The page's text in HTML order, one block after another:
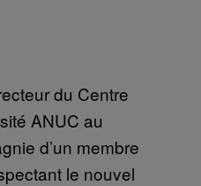
du Centre
ANUC au
d’un membre
le nouvel